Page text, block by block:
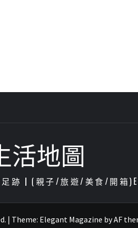
活地圖
跡┃(親子/旅遊/美食/開箱
| Theme: Elegant Magazine byAF